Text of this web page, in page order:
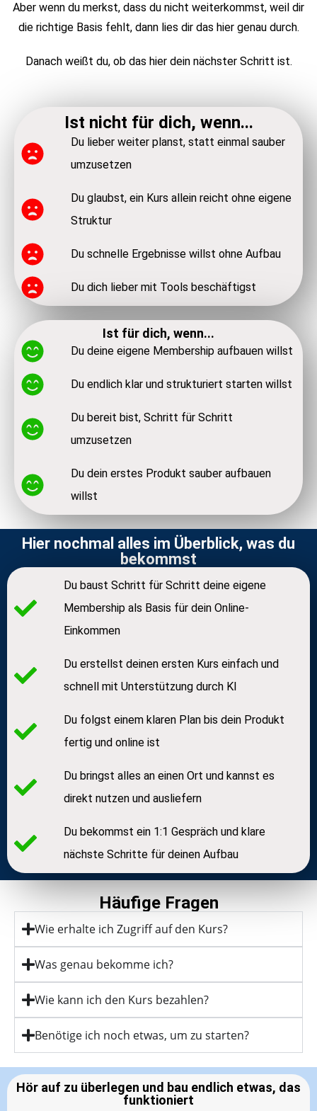
Aber wenn du merkst, dass du nicht weiterkommst, weil dir
die richtige Basis fehlt, dann lies dir das hier genau durch.
Danach weißt du, ob das hier dein nächster Schritt ist.
Ist nicht für dich, wenn...
Du lieber weiter planst, statt einmal sauber
umzusetzen
Du glaubst, ein Kurs allein reicht ohne eigene
Struktur
Du schnelle Ergebnisse willst ohne Aufbau
Du dich lieber mit Tools beschäftigst
Ist für dich, wenn...
Du deine eigene Membership aufbauen willst
Du endlich klar und strukturiert starten willst
Du bereit bist, Schritt für Schritt
umzusetzen
Du dein erstes Produkt sauber aufbauen
willst
Hier nochmal alles im Überblick, was du
bekommst
Du baust Schritt für Schritt deine eigene
Membership als Basis für dein Online-
Einkommen
Du erstellst deinen ersten Kurs einfach und
schnell mit Unterstützung durch KI
Du folgst einem klaren Plan bis dein Produkt
fertig und online ist
Du bringst alles an einen Ort und kannst es
direkt nutzen und ausliefern
Du bekommst ein 1:1 Gespräch und klare
nächste Schritte für deinen Aufbau
Häufige Fragen
Wie erhalte ich Zugriff auf den Kurs?
Was genau bekomme ich?
Wie kann ich den Kurs bezahlen?
Benötige ich noch etwas, um zu starten?
Hör auf zu überlegen und bau endlich etwas, das
funktioniert